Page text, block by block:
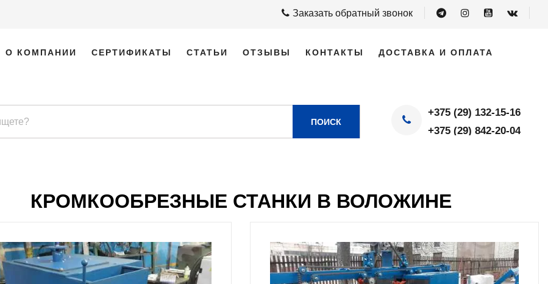
Заказать обратный звонок
О КОМПАНИИ СЕРТИФИКАТЫ СТАТЬИ ОТЗЫВЫ КОНТАКТЫ
ДОСТАВКА И ОПЛАТА
ПОИСК
+375 (29) 132-15-16
+375 (29) 842-20-04
КРОМКООБРЕЗНЫЕ СТАНКИ В ВОЛОЖИНЕ